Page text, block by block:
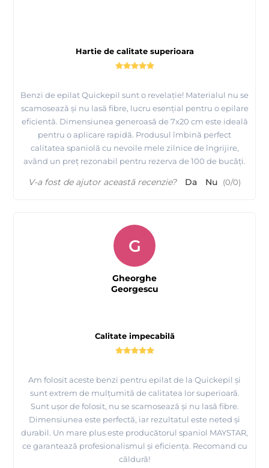
Hartie de calitate superioara
Benzi de epilat Quickepil sunt o revelație! Materialul nu se
scamosează și nu lasă fibre, lucru esențial pentru o epilare
eficientă. Dimensiunea generoasă de 7x20 cm este ideală
pentru o aplicare rapidă. Produsul îmbină perfect
calitatea spaniolă cu nevoile mele zilnice de îngrijire,
având un preț rezonabil pentru rezerva de 100 de bucăți.
V-a fost de ajutor această recenzie? Da Nu (0/0)
Calitate impecabilă
Am folosit aceste benzi pentru epilat de la Quickepil și
sunt extrem de mulțumită de calitatea lor superioară.
Sunt ușor de folosit, nu se scamosează și nu lasă fibre.
Dimensiunea este perfectă, iar rezultatul este neted și
durabil. Un mare plus este producătorul spaniol MAYSTAR,
ce garantează profesionalismul și eficiența. Recomand cu
căldură!
G
Gheorghe
Georgescu